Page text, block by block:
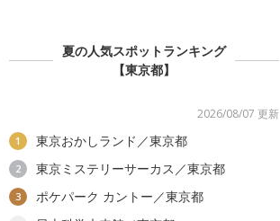
夏の人気スポットランキング
【東京都】
2026/08/07 更新
1 東京おかしランド／東京都
2 東京ミステリーサーカス／東京都
3 ポケパーク カントー／東京都